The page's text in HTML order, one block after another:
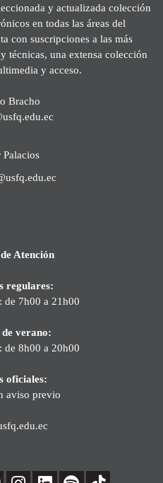
y actualizada colección
en todas las áreas del
con suscripciones a las más
técnicas, una extensa colección
y acceso.
Bracho
Atención
regulares:
de 7h00 a 21h00
verano:
de 8h00 a 20h00
oficiales:
aviso previo